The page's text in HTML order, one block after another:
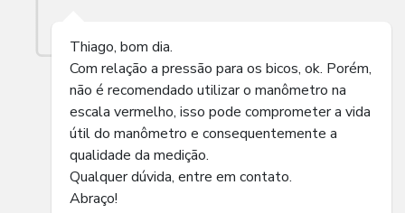
Thiago, bom dia.
Com relação a pressão para os bicos, ok. Porém,
não é recomendado utilizar o manômetro na
escala vermelho, isso pode comprometer a vida
útil do manômetro e consequentemente a
qualidade da medição.
Qualquer dúvida, entre em contato.
Abraço!